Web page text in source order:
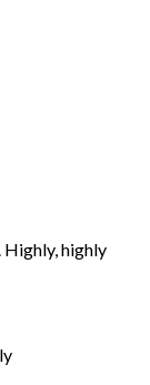
Highly, highly